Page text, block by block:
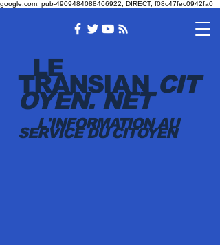
google.com, pub-4909484088466922, DIRECT, f08c47fec0942fa0
LE
TRANSIAN CIT
OYEN.NET
L'INFORMATION AU
SERVICE DU CITOYEN